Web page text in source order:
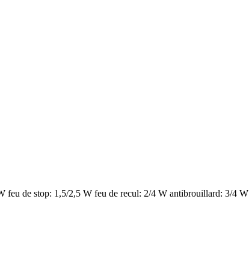
feu de stop: 1,5/2,5 W feu de recul: 2/4 W antibrouillard: 3/4 W